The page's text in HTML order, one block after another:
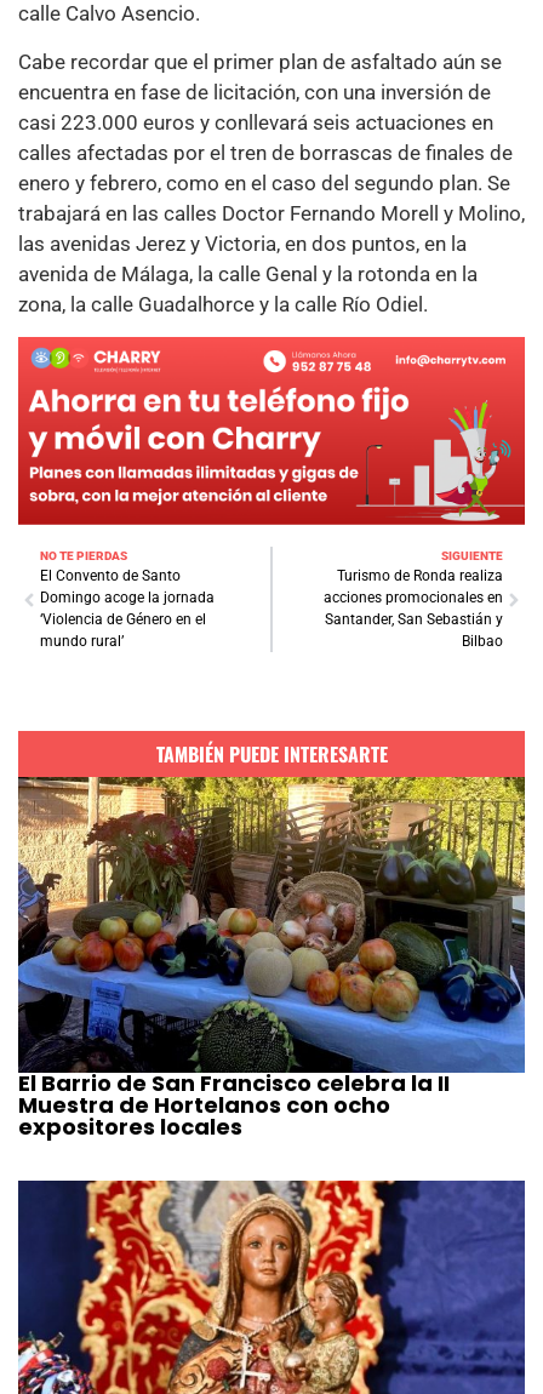
calle Calvo Asencio.
Cabe recordar que el primer plan de asfaltado aún se
encuentra en fase de licitación, con una inversión de
casi 223.000 euros y conllevará seis actuaciones en
calles afectadas por el tren de borrascas de finales de
enero y febrero, como en el caso del segundo plan. Se
trabajará en las calles Doctor Fernando Morell y Molino,
las avenidas Jerez y Victoria, en dos puntos, en la
avenida de Málaga, la calle Genal y la rotonda en la
zona, la calle Guadalhorce y la calle Río Odiel.
NO TE PIERDAS
El Convento de Santo
Domingo acoge la jornada
‘Violencia de Género en el
mundo rural’
SIGUIENTE
Turismo de Ronda realiza
acciones promocionales en
Santander, San Sebastián y
Bilbao
TAMBIÉN PUEDE INTERESARTE
El Barrio de San Francisco celebra la II
Muestra de Hortelanos con ocho
expositores locales